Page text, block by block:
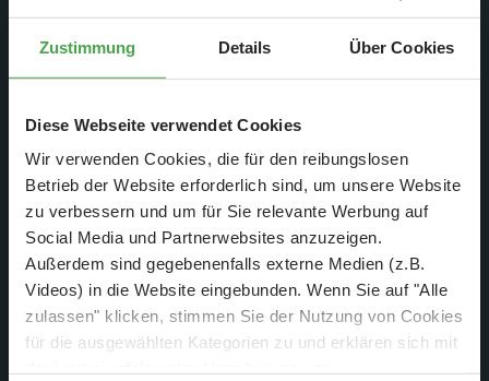
Zustimmung Details Über Cookies
Diese Webseite verwendet Cookies
Wir verwenden Cookies, die für den reibungslosen
Betrieb der Website erforderlich sind, um unsere Website
zu verbessern und um für Sie relevante Werbung auf
Social Media und Partnerwebsites anzuzeigen.
Außerdem sind gegebenenfalls externe Medien (z.B.
Videos) in die Website eingebunden. Wenn Sie auf "Alle
zulassen" klicken, stimmen Sie der Nutzung von Cookies
für die ausgewählten Kategorien zu und erklären sich mit
Ein weiteres Modell ist das Castel del Monte, von dem
allerdings nur ein Viertel des Gebäudes nachgebaut wird, da
es direkt an der Anlagenkante stehen soll.